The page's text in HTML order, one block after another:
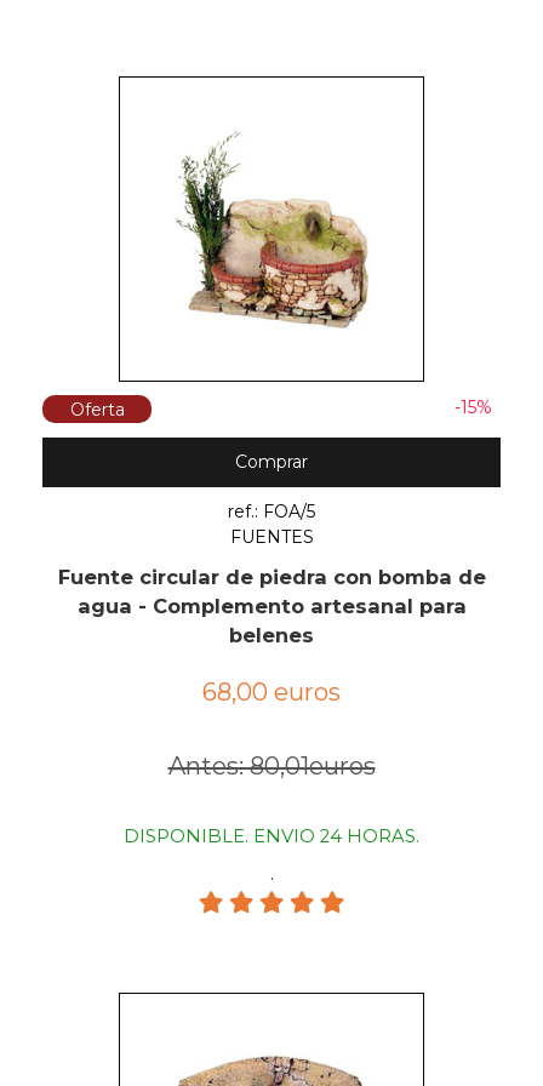
Oferta -15%
Comprar
ref.: FOA/5
FUENTES
Fuente circular de piedra con bomba de
agua - Complemento artesanal para
belenes
68,00 euros
Antes: 80,01euros
DISPONIBLE. ENVIO 24 HORAS.
.